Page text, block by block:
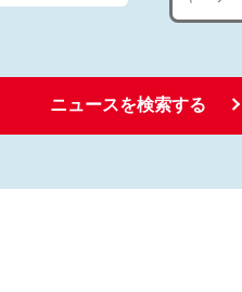
ニュースを検索する